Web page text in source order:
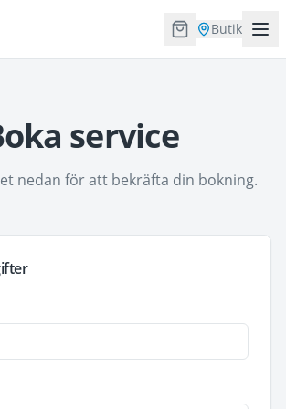
Butik
service
nedan för att bekräfta din bokning.